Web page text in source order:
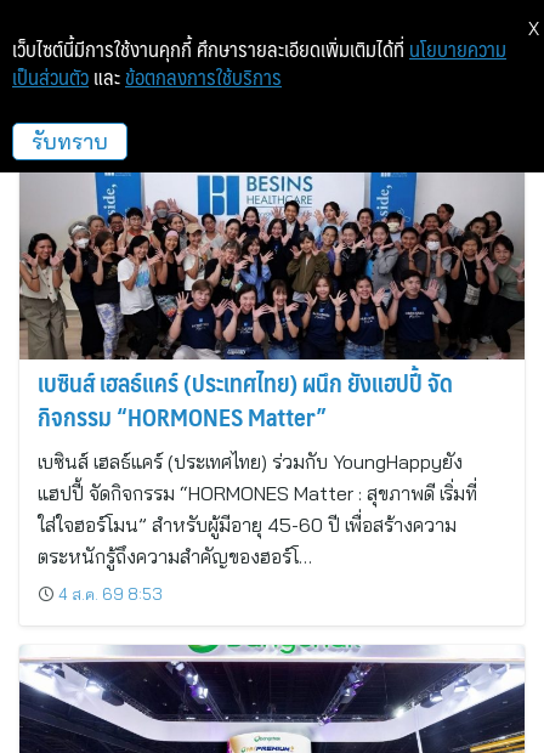
ฮักเดอ
เบซินส์ เฮลธ์แคร์ (ประเทศไทย) ผนึก ยังแฮปปี้ จัด
กิจกรรม “HORMONES Matter”
เบซินส์ เฮลธ์แคร์ (ประเทศไทย) ร่วมกับ YoungHappyยัง
แฮปปี้ จัดกิจกรรม “HORMONES Matter : สุขภาพดี เริ่มที่
ใส่ใจฮอร์โมน” สำหรับผู้มีอายุ 45-60 ปี เพื่อสร้างความ
ตระหนักรู้ถึงความสำคัญของฮอร์โ…
4 ส.ค. 69 8:53
เว็บไซต์นี้มีการใช้งานคุกกี้ ศึกษารายละเอียดเพิ่มเติมได้ที่ นโยบายความ
เป็นส่วนตัว และ ข้อตกลงการใช้บริการ
รับทราบ
X